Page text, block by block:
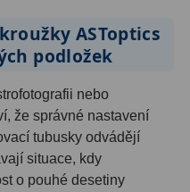
ASToptics
podložek
nebo
že správné nastavení
tubusky odvádějí
situace, kdy
o pouhé desetiny